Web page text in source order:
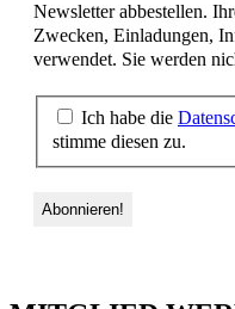
Newsletter abbestellen.
Zwecken, Einladungen,
verwendet. Sie werden
Ich habe die
stimme diesen zu.